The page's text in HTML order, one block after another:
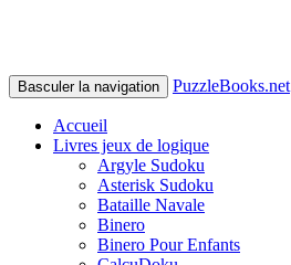
Basculer la navigation PuzzleBooks.net
Accueil
Livres jeux de logique
Argyle Sudoku
Asterisk Sudoku
Bataille Navale
Binero
Binero Pour Enfants